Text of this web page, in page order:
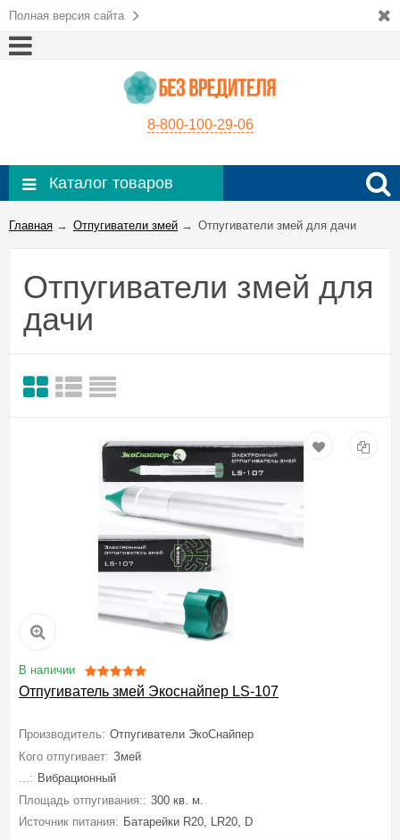
Полная версия сайта
8-800-100-29-06
Каталог товаров
Главная → Отпугиватели змей → Отпугиватели змей для дачи
Отпугиватели змей для
дачи
В наличии
Отпугиватель змей Экоснайпер LS-107
Производитель: Отпугиватели ЭкоСнайпер
Кого отпугивает: Змей
...: Вибрационный
Площадь отпугивания:: 300 кв. м.
Источник питания: Батарейки R20, LR20, D